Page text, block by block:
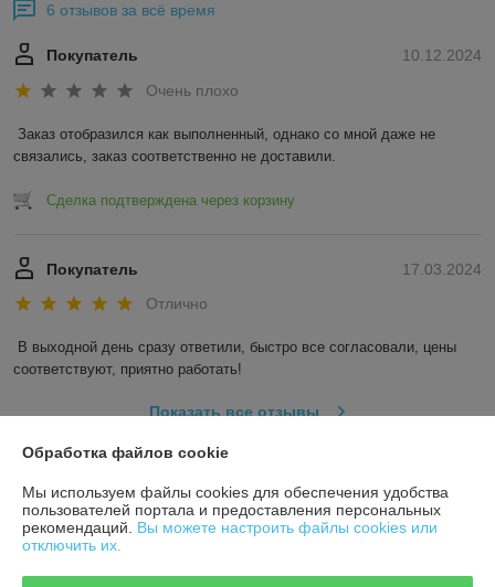
6 отзывов за всё время
10.12.2024
Покупатель
Очень плохо
Заказ отобразился как выполненный, однако со мной даже не
связались, заказ соответственно не доставили.
Сделка подтверждена через корзину
17.03.2024
Покупатель
Отлично
В выходной день сразу ответили, быстро все согласовали, цены
соответствуют, приятно работать!
Показать все отзывы
О нас
Контакты
Обработка файлов cookie
Мы используем файлы cookies для обеспечения удобства
пользователей портала и предоставления персональных
рекомендаций. Вы можете настроить файлы cookies или
отключить их.